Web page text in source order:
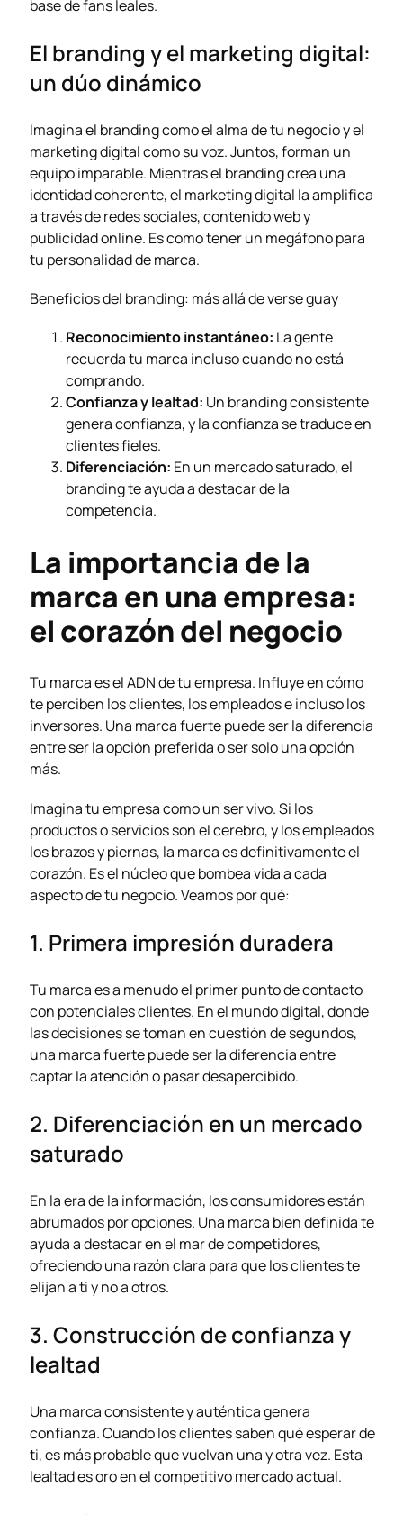
base de fans leales.
El branding y el marketing digital:
un dúo dinámico
Imagina el branding como el alma de tu negocio y el
marketing digital como su voz. Juntos, forman un
equipo imparable. Mientras el branding crea una
identidad coherente, el marketing digital la amplifica
a través de redes sociales, contenido web y
publicidad online. Es como tener un megáfono para
tu personalidad de marca.
Beneficios del branding: más allá de verse guay
Reconocimiento instantáneo: La gente
recuerda tu marca incluso cuando no está
comprando.
Confianza y lealtad: Un branding consistente
genera confianza, y la confianza se traduce en
clientes fieles.
Diferenciación: En un mercado saturado, el
branding te ayuda a destacar de la
competencia.
La importancia de la
marca en una empresa:
el corazón del negocio
Tu marca es el ADN de tu empresa. Influye en cómo
te perciben los clientes, los empleados e incluso los
inversores. Una marca fuerte puede ser la diferencia
entre ser la opción preferida o ser solo una opción
más.
Imagina tu empresa como un ser vivo. Si los
productos o servicios son el cerebro, y los empleados
los brazos y piernas, la marca es definitivamente el
corazón. Es el núcleo que bombea vida a cada
aspecto de tu negocio. Veamos por qué:
1. Primera impresión duradera
Tu marca es a menudo el primer punto de contacto
con potenciales clientes. En el mundo digital, donde
las decisiones se toman en cuestión de segundos,
una marca fuerte puede ser la diferencia entre
captar la atención o pasar desapercibido.
2. Diferenciación en un mercado
saturado
En la era de la información, los consumidores están
abrumados por opciones. Una marca bien definida te
ayuda a destacar en el mar de competidores,
ofreciendo una razón clara para que los clientes te
elijan a ti y no a otros.
3. Construcción de confianza y
lealtad
Una marca consistente y auténtica genera
confianza. Cuando los clientes saben qué esperar de
ti, es más probable que vuelvan una y otra vez. Esta
lealtad es oro en el competitivo mercado actual.